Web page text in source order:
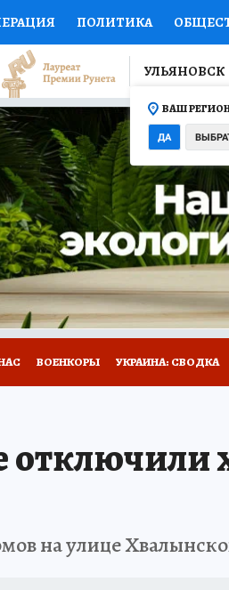
ПОЛИТИКА
СПОРТ КОЛУМНИСТЫ
ФИНАНСЫ ОТКРЫВАЕМ
НА СПОРТ ПРОМОКОДЫ
ТЕЛЕВИЗОР
НОВОЕ НА САЙТЕ
УЛЬЯНОВСК
ВАШ
ДА
ВОЕНКОРЫ УКРАИНА: СВОДКА
отключили
на улице